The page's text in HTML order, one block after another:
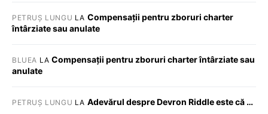
PETRUȘ LUNGU LA Compensații pentru zboruri charter
întârziate sau anulate
BLUEA LACompensații pentru zboruri charter întârziate sau
anulate
PETRUȘ LUNGU LA Adevărul despre Devron Riddle este că …